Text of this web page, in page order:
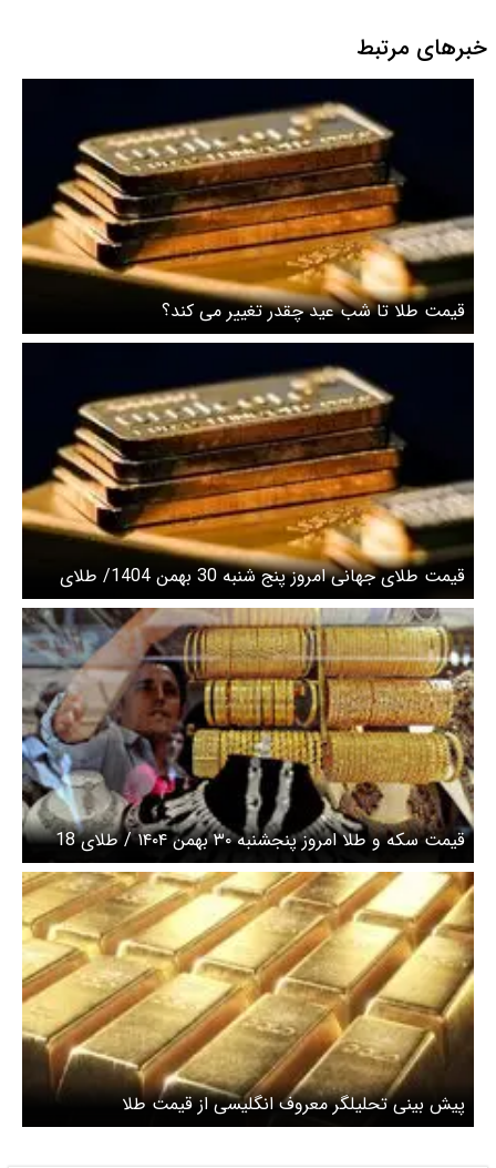
خبرهای مرتبط
قیمت طلا تا شب عید چقدر تغییر می کند؟
قیمت طلای جهانی امروز پنج شنبه 30 بهمن 1404/ طلای
جهانی ترمز زد
قیمت سکه و طلا امروز پنجشنبه ۳۰ بهمن ۱۴۰۴ / طلای 18
عیار امروز چند + جدول
پیش بینی تحلیلگر معروف انگلیسی از قیمت طلا